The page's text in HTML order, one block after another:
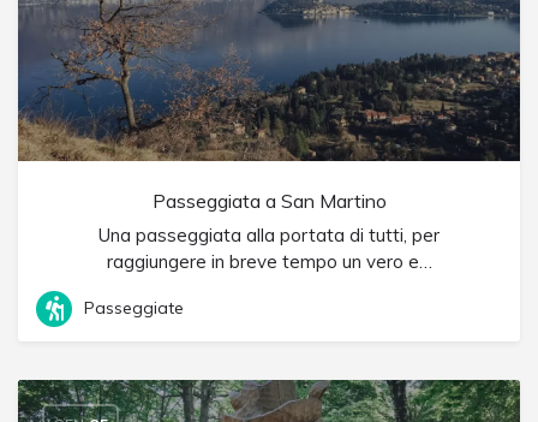
Passeggiata a San Martino
Una passeggiata alla portata di tutti, per
raggiungere in breve tempo un vero e…
Passeggiate